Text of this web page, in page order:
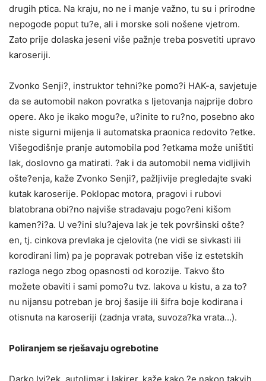
drugih ptica. Na kraju, no ne i manje važno, tu su i prirodne
nepogode poput tu?e, ali i morske soli nošene vjetrom.
Zato prije dolaska jeseni više pažnje treba posvetiti upravo
karoseriji.
Zvonko Senji?, instruktor tehni?ke pomo?i HAK-a, savjetuje
da se automobil nakon povratka s ljetovanja najprije dobro
opere. Ako je ikako mogu?e, u?inite to ru?no, posebno ako
niste sigurni mijenja li automatska praonica redovito ?etke.
Višegodišnje pranje automobila pod ?etkama može uništiti
lak, doslovno ga matirati. ?ak i da automobil nema vidljivih
ošte?enja, kaže Zvonko Senji?, pažljivije pregledajte svaki
kutak karoserije. Poklopac motora, pragovi i rubovi
blatobrana obi?no najviše stradavaju pogo?eni kišom
kamen?i?a. U ve?ini slu?ajeva lak je tek površinski ošte?
en, tj. cinkova prevlaka je cjelovita (ne vidi se sivkasti ili
korodirani lim) pa je popravak potreban više iz estetskih
razloga nego zbog opasnosti od korozije. Takvo što
možete obaviti i sami pomo?u tvz. lakova u kistu, a za to?
nu nijansu potreban je broj šasije ili šifra boje kodirana i
otisnuta na karoseriji (zadnja vrata, suvoza?ka vrata…).
Poliranjem se rješavaju ogrebotine